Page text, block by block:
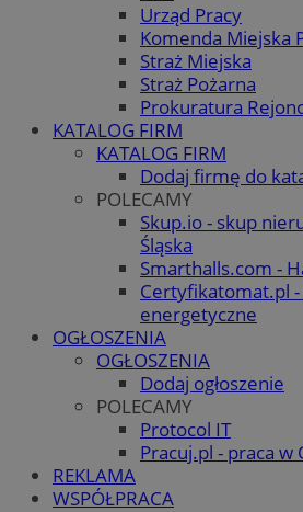
Urząd Pracy
Komenda Miejska
Straż Miejska
Straż Pożarna
Prokuratura
KATALOG FIRM
KATALOG FIRM
Dodaj firmę do
POLECAMY
Skup.io - skup
Śląska
Smarthalls.com -
Certyfikatomat.pl
energetyczne
OGŁOSZENIA
OGŁOSZENIA
Dodaj ogłoszenie
POLECAMY
Protocol IT
Pracuj.pl - praca w
REKLAMA
WSPÓŁPRACA